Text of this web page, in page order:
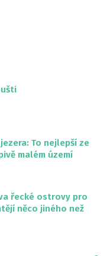
To nejlepší ze
malém území
řecké ostrovy pro
něco jiného než